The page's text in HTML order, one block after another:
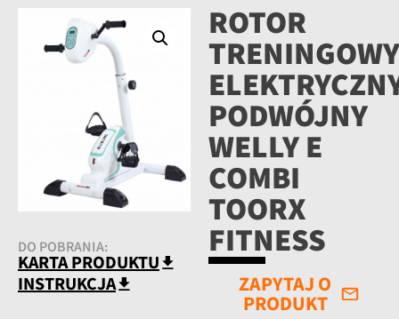
DO POBRANIA:
KARTA PRODUKTU
INSTRUKCJA
ROTOR
TRENINGOWY
PODWÓJNY
WELLY E
COMBI
TOORX
FITNESS
ZAPYTAJ O
PRODUKT